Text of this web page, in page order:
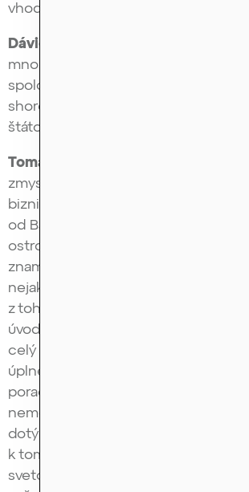
vhodné na pranie špinavých peňazí.
Dávid Krajcár:
mnohé legitímne kryptobiznisy,
spoločnosti aj napriek tomu fungujú
shore destináciách a nie napríklad v
štátoch amerických alebo niekde tu
Tomáš Urban:
zmysel. Väčšinou keď počujeme, že
biznisov je usadených v off-
od Bahám po Marshal Islands,
ostrovy a tak ďalej, v hlavách
znamená, že buď nechcú platiť
nejakú špinu. A v drvivej väčšine
z toho nie je pravda. Súvisí to s tým
úvodom, ktorý si ty nám povedal na
celý svet kryptomien a
úplne mimo regulácie. Vy ako
poradcovia, sprostredkovatelia sa ho
nemôžete dotýkať, takisto banky sa
dotýkať, čiže on je naozaj
k tomu obrovskému rozdeleniu
svetom a právnym svetom – v